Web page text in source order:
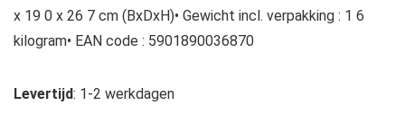
x 19 0 x 26 7 cm (BxDxH)• Gewicht incl. verpakking : 1 6
kilogram• EAN code : 5901890036870
Levertijd: 1-2 werkdagen